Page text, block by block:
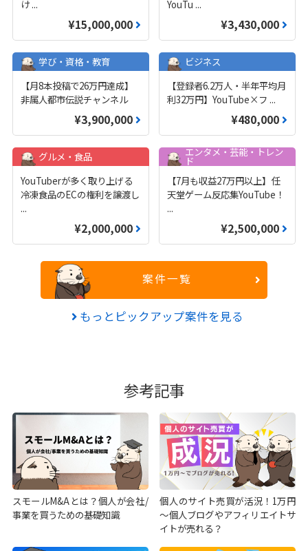
け...
¥15,000,000
YouTu ...
¥3,430,000
学び・資格・教育
【月8本投稿で26万円達成】
非属人都市伝説チャンネル
¥3,900,000
ビジネス
【登録者6.2万人・半年平均月
利32万円】YouTube×フ ...
¥480,000
グルメ・食品
YouTuberが多く取り上げる
冷凍食品のECの権利を譲渡し
...
¥2,000,000
エンタメ・芸能・トレン
ド
【7月も収益27万円以上】任
天堂ゲーム反応集YouTube！
...
¥2,500,000
案件一覧
もっとピックアップ案件を見る
参考記事
スモールM&Aとは？個人が会社/
事業を買うための基礎知識
個人のサイト売買が活況！1万円
～個人ブログやアフィリエイトサ
イトが売れる？